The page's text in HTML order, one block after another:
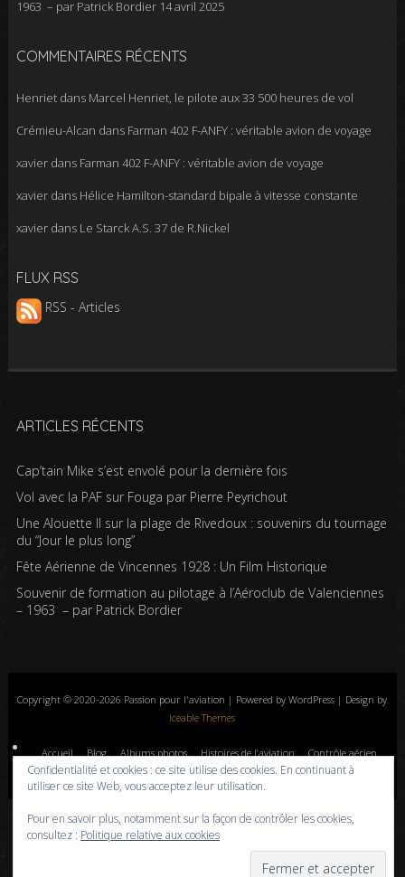
1963 – par Patrick Bordier 14 avril 2025
COMMENTAIRES RÉCENTS
Henrietdans Marcel Henriet, le pilote aux 33 500 heures de vol
Crémieu-Alcan dans Farman 402 F-ANFY : véritable avion de voyage
xavierdans Farman 402 F-ANFY : véritable avion de voyage
xavierdans Hélice Hamilton-standard bipale à vitesse constante
xavierdans Le Starck A.S. 37 de R.Nickel
FLUX RSS
RSS - Articles
ARTICLES RÉCENTS
Cap’tain Mike s’est envolé pour la dernière fois
Vol avec la PAF sur Fouga par Pierre Peyrichout
Une Alouette II sur la plage de Rivedoux : souvenirs du tournage
du “Jour le plus long”
Fête Aérienne de Vincennes 1928 : Un Film Historique
Souvenir de formation au pilotage à l’Aéroclub de Valenciennes
– 1963 – par Patrick Bordier
Copyright © 2020-2026 Passion pour l'aviation | Powered by WordPress | Design by
Iceable Themes
Accueil Blog Albums photos Histoires de l’aviation
Contrôle aérien
Livres
Liens A propos Contact Politique de confidentialité
Confidentialité et cookies : ce site utilise des cookies. En continuant à
utiliser ce site Web, vous acceptez leur utilisation.
Pour en savoir plus, notamment sur la façon de contrôler les cookies,
consultez : Politique relative aux cookies